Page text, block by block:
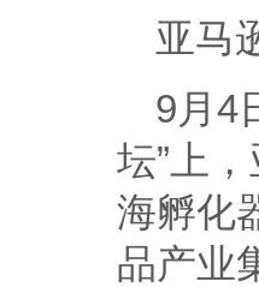
亚马
9月4
坛”上
海孵化
品产业